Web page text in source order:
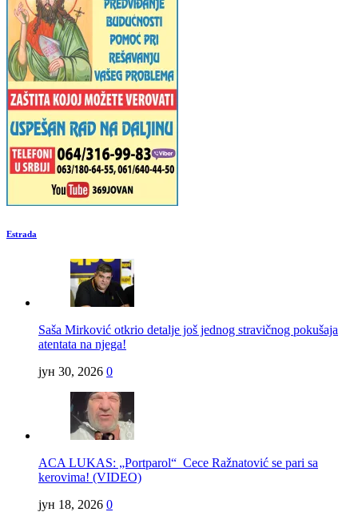
Estrada
Saša Mirković otkrio detalje još jednog stravičnog pokušaja
atentata na njega!
јун 30, 2026 0
ACA LUKAS: „Portparol“ Cece Ražnatović se pari sa
kerovima! (VIDEO)
јун 18, 2026 0